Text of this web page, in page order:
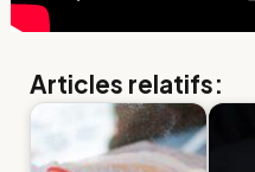
Articles relatifs: